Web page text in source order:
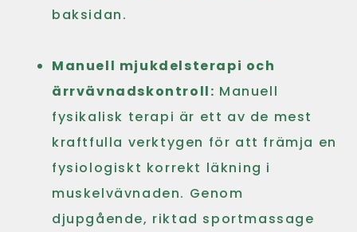
baksidan.
Manuell mjukdelsterapi och
ärrvävnadskontroll: Manuell
fysikalisk terapi är ett av de mest
kraftfulla verktygen för att främja en
fysiologiskt korrekt läkning i
muskelvävnaden. Genom
djupgående, riktad sportmassage